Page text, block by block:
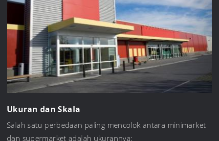
Ukuran dan Skala
Salah satu perbedaan paling mencolok antara minimarket
dan supermarket adalah ukurannya: